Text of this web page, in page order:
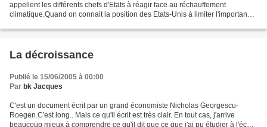
appellent les différents chefs d'Etats à réagir face au réchauffement
climatique.Quand on connait la position des Etats-Unis à limiter l'importance
La décroissance
Publié le 15/06/2005 à 00:00
Par bk Jacques
C'est un document écrit par un grand économiste Nicholas Georgescu-
Roegen.C'est long.. Mais ce qu'il écrit est très clair. En tout cas, j'arrive
beaucoup mieux à comprendre ce qu'il dit que ce que j'ai pu étudier à l'école